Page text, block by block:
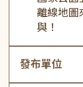
離線地圖
與！
發布單位